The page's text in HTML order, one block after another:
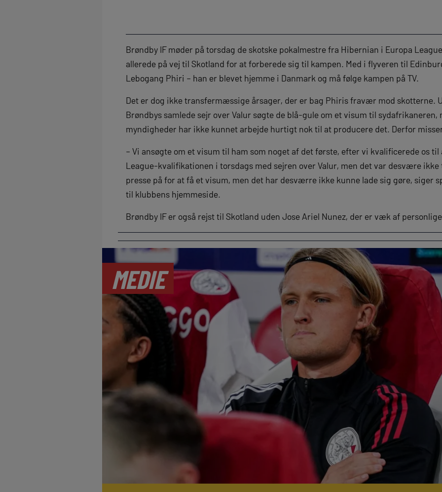
Brøndby IF møder på torsdag de skotske pokalmestre fra Hibernian i Europa
allerede på vej til Skotland for at forberede sig til kampen. Med i flyveren til
Lebogang Phiri – han er blevet hjemme i Danmark og må følge kampen på TV.
Det er dog ikke transfermæssige årsager, der er bag Phiris fravær mod skotterne.
Brøndbys samlede sejr over Valur søgte de blå-gule om et visum til sydafrikaneren,
myndigheder har ikke kunnet arbejde hurtigt nok til at producere det. Derfor
– Vi ansøgte om et visum til ham som noget af det første, efter vi kvalificerede os
League-kvalifikationen i torsdags med sejren over Valur, men det var desvære
presse på for at få et visum, men det har desværre ikke kunne lade sig gøre, siger
til klubbens hjemmeside.
Brøndby IF er også rejst til Skotland uden Jose Ariel Nunez, der er væk af
MEDIE